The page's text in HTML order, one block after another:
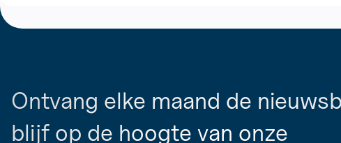
Ontvang elke maand de
blijf op de hoogte van onze